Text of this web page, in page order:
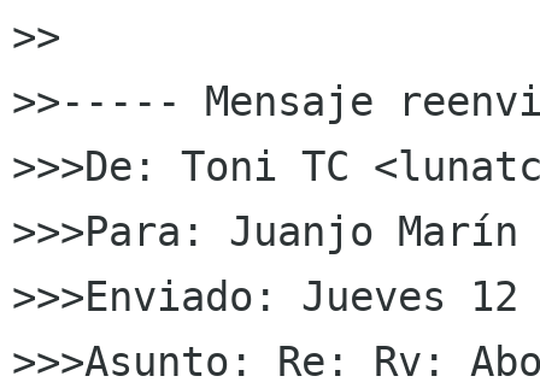
>>
>>----- Mensaje
>>>De: Toni TC
>>>Para: Juanjo
>>>Enviado: Jueves
>>>Asunto: Re: Rv: